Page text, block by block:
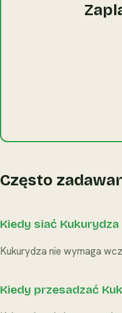
Często
Kiedy siać
Kukurydza nie wymaga
Kiedy przesadzać